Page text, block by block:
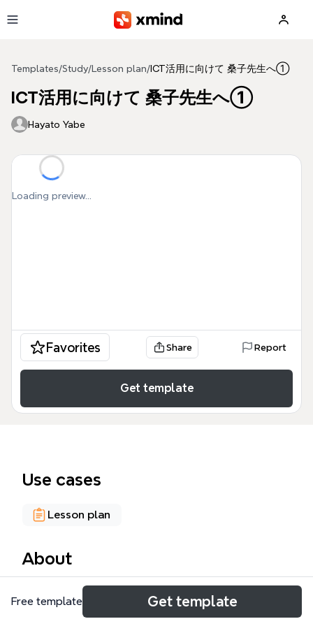
Templates/Study/ Lesson plan/ ICT活用に向けて 桑子先生へ①
ICT活用に向けて 桑子先生へ①
Hayato Yabe
Loading preview...
Favorites Share Report
Get template
Use cases
Lesson plan
About
「ICT活用に向けて 桑子先生へ①」マインドマップ
は、教育現場におけるデジタルツールの導入と活用を
Free template Get template